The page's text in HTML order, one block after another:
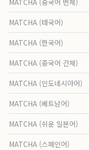
MATCHA (중국어 번체)
MATCHA (태국어)
MATCHA (한국어)
MATCHA (중국어 간체)
MATCHA (인도네시아어)
MATCHA (베트남어)
MATCHA (쉬운 일본어)
MATCHA (스페인어)